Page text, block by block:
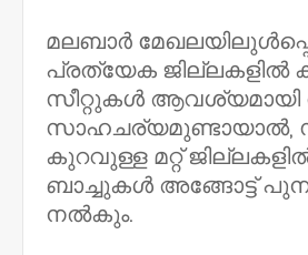
മലബാർ
പ്രത്യേക
സീറ്റുകൾ ആവശ്യമായി
സാഹചര്യമുണ്ടായാൽ,
കുറവുള്ള മറ്റ്
ബാച്ചുകൾ അങ്ങോട്ട്
നൽകും.